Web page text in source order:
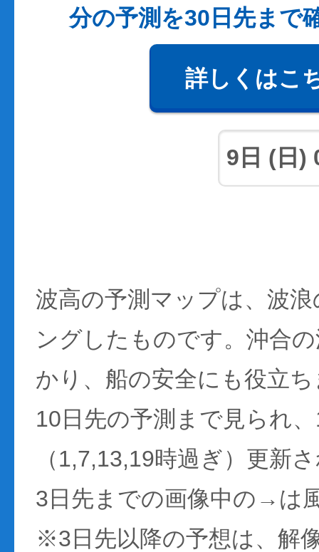
分の予測を30日先まで
詳しくはこ
波高の予測マップは、波
ングしたものです。沖合
かり、船の安全にも役立
10日先の予測まで見られ
（1,7,13,19時過ぎ）更新
3日先までの画像中の→は
※3日先以降の予想は、解